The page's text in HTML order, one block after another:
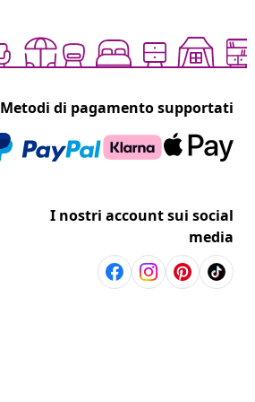
Metodi di pagamento supportati
I nostri account sui social
media